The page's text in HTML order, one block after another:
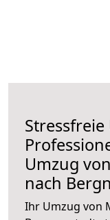
Stressfreie
Umzug
nach
Ihr Umzug von